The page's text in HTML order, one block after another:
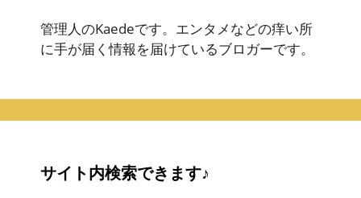
管理人のKaedeです。エンタメなどの痒い所
に手が届く情報を届けているブロガーです。
サイト内検索できます♪